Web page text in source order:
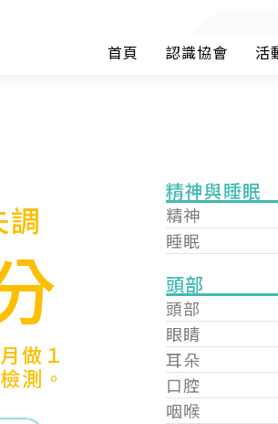
首頁 認識協會 活
做１
測。
精神與睡眠
精神
睡眠
頭部
頭部
眼睛
耳朵
口腔
咽喉